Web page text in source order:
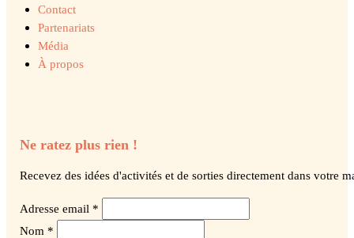
Contact
Partenariats
Média
À propos
Ne ratez plus rien !
Recevez des idées d'activités et de sorties directement dans votre
Adresse email *
Nom *